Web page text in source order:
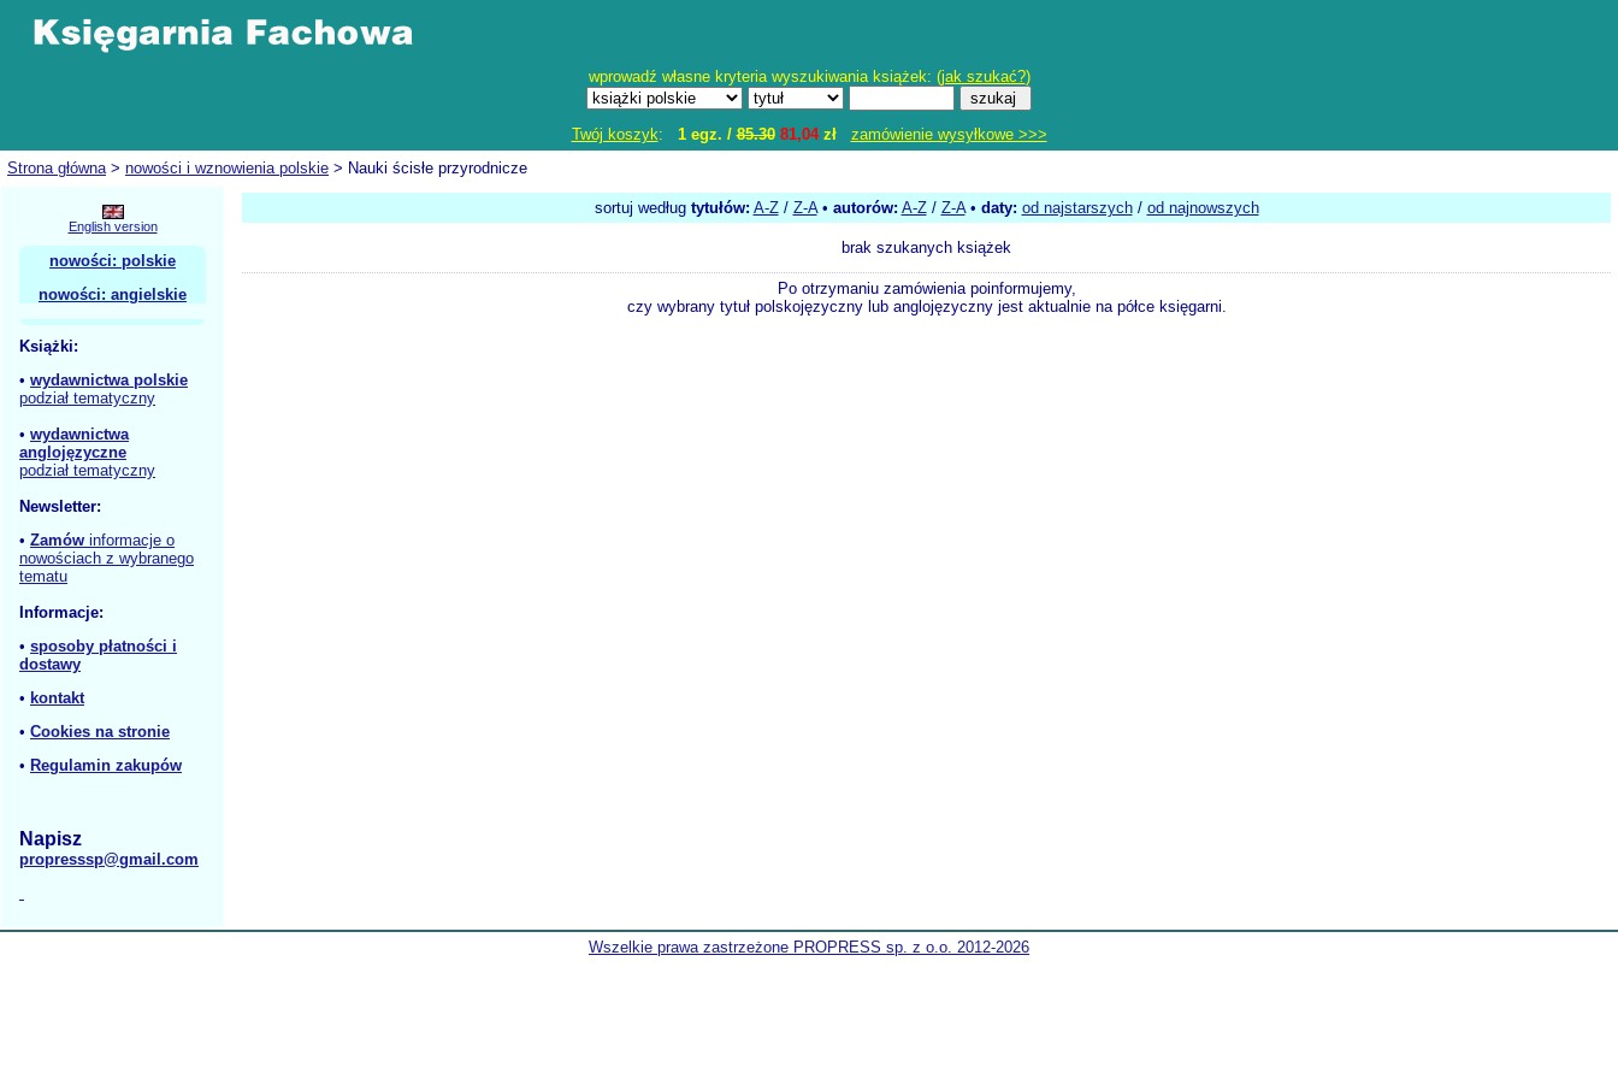
wprowadź własne kryteria wyszukiwania książek: (jak szukać?)
Twój koszyk: 1 egz. /85.30 81,04zł
zamówienie wysyłkowe >>>
Strona główna> nowości i wznowienia polskie > Nauki ścisłe przyrodnicze
English version
nowości: polskie
nowości: angielskie
Książki:
• wydawnictwa polskie
podział tematyczny
• wydawnictwa
anglojęzyczne
podział tematyczny
Newsletter:
• Zamów informacje o
nowościach z wybranego
tematu
Informacje:
• sposoby płatności i
dostawy
• kontakt
• Cookies na stronie
• Regulamin zakupów
Napisz
propresssp@gmail.com
sortuj według tytułów: A-Z/ Z-A• autorów: A-Z/ Z-A• daty: od najstarszych/ od najnowszych
brak szukanych książek
Po otrzymaniu zamówienia poinformujemy,
czy wybrany tytuł polskojęzyczny lub anglojęzyczny jest aktualnie na półce księgarni.
Wszelkie prawa zastrzeżone PROPRESS sp. z o.o. 2012-2026